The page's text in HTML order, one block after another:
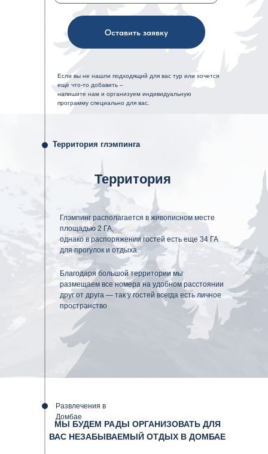
Оставить заявку
Если вы не нашли подходящий для вас тур или хочется
ещё что-то добавить –
напишите нам и организуем индивидуальную
программу специально для вас.
Территория глэмпинга
Территория
Глэмпинг располагается в живописном месте
площадью 2 ГА,
однако в распоряжении гостей есть еще 34 ГА
для прогулок и отдыха.
Благодаря большой территории мы
размещаем все номера на удобном расстоянии
друг от друга — так у гостей всегда есть личное
пространство
МЫ БУДЕМ РАДЫ ОРГАНИЗОВАТЬ ДЛЯ
ВАС НЕЗАБЫВАЕМЫЙ ОТДЫХ В ДОМБАЕ
Развлечения в
Домбае